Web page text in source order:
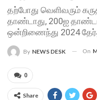
தற்போது வெளிவரும்
தாண்டாது, 200ஐ
ஒன்றிணைந்து 2024
By NEWS DESK On
0
Share